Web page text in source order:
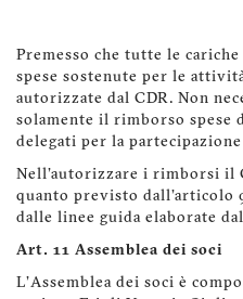
Premesso che tutte le
spese sostenute per le
autorizzate dal CDR. Non
solamente il rimborso spese
delegati per la partecipazione
Nell'autorizzare i rimborsi il
quanto previsto dall'articolo
dalle linee guida elaborate
Art. 11 Assemblea dei soci
L'Assemblea dei soci è